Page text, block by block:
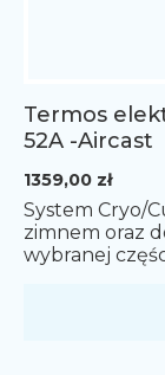
Termos
52A -Aircast
1359,00 zł
System Cryo/
zimnem oraz
wybranej
co zapewnia
od mankietu i